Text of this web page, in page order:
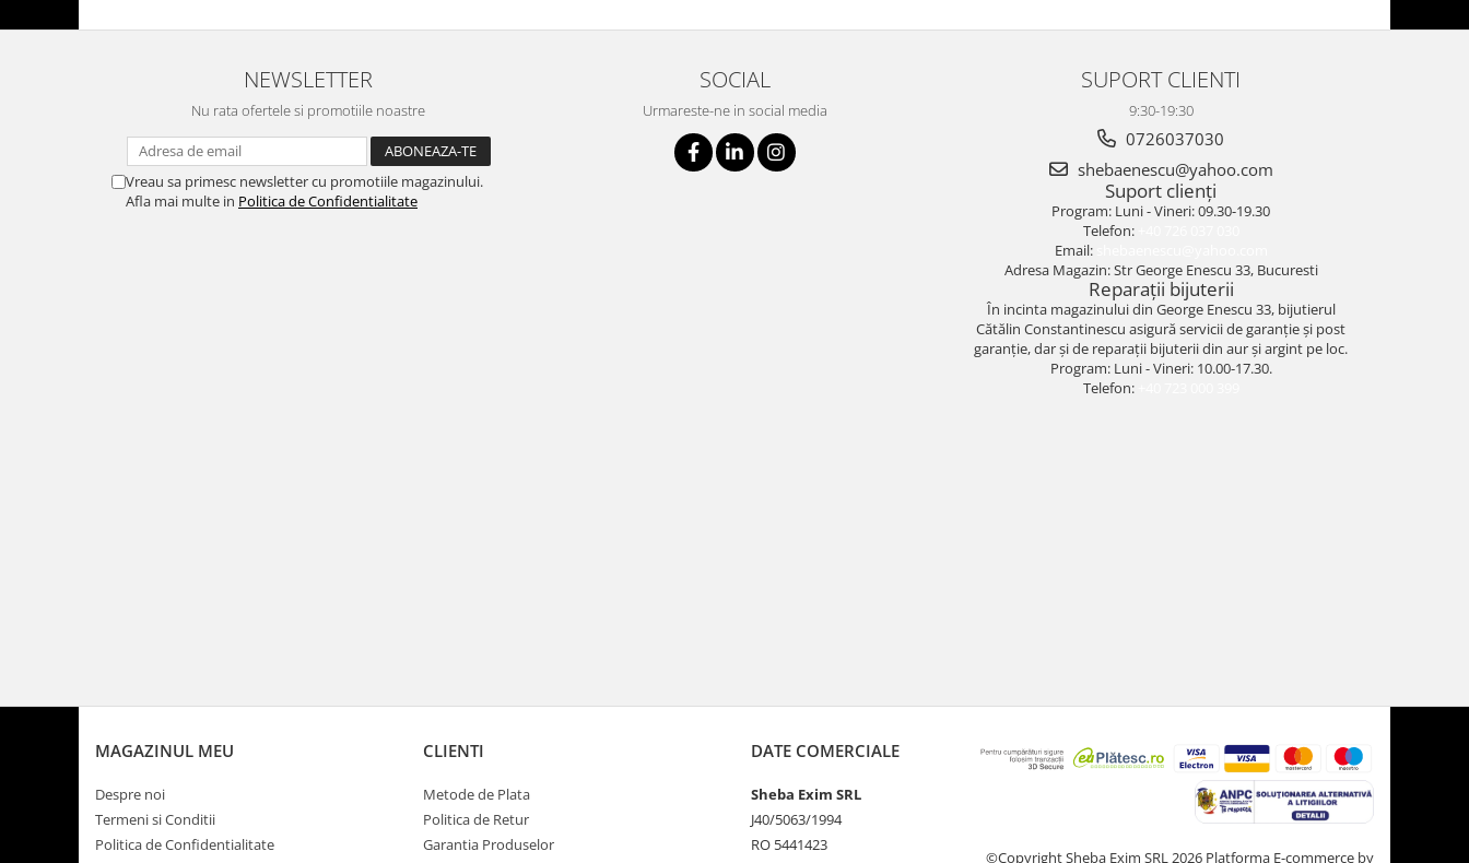
NEWSLETTER
Nu rata ofertele si promotiile noastre
Vreau sa primesc newsletter cu promotiile magazinului.
Afla mai multe in Politica de Confidentialitate
SOCIAL
Urmareste-ne in social media
SUPORT CLIENTI
9:30-19:30
0726037030
shebaenescu@yahoo.com
Suport clienți
Program: Luni - Vineri: 09.30-19.30
Telefon:
Email:
Adresa Magazin: Str George Enescu 33, Bucuresti
Reparații bijuterii
În incinta magazinului din George Enescu 33, bijutierul
Cătălin Constantinescu asigură servicii de garanție și post
garanție, dar și de reparații bijuterii din aur și argint pe loc.
Program: Luni - Vineri: 10.00-17.30.
Telefon:
MAGAZINUL MEU
Despre noi
Termeni si Conditii
Politica de Confidentialitate
CLIENTI
Metode de Plata
Politica de Retur
Garantia Produselor
DATE COMERCIALE
Sheba Exim SRL
J40/5063/1994
RO 5441423
©Copyright Sheba Exim SRL 2026 Platforma E-commerce by